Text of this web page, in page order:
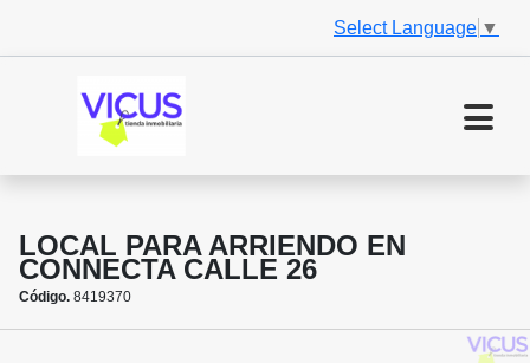
Select Language ▼
LOCAL PARA ARRIENDO EN
CONNECTA CALLE 26
Código. 8419370